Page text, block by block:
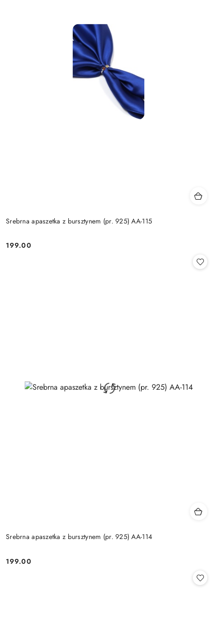
Srebrna apaszetka z bursztynem (pr. 925) AA-115
Cena:
199.00
Srebrna apaszetka z bursztynem (pr. 925) AA-114
Cena:
199.00